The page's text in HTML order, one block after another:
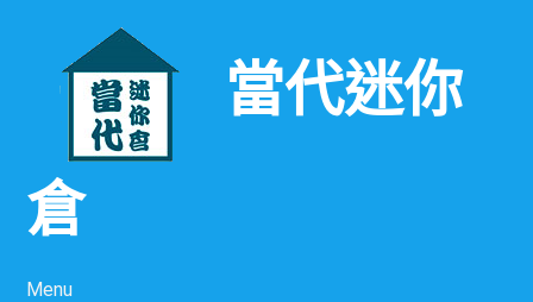
當代迷你
倉
Menu